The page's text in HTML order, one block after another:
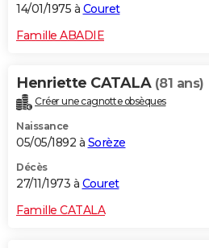
14/01/1975 à Couret
Famille ABADIE
Henriette CATALA (81 ans)
Créer une cagnotte obsèques
Naissance
05/05/1892 à Sorèze
Décès
27/11/1973 à Couret
Famille CATALA